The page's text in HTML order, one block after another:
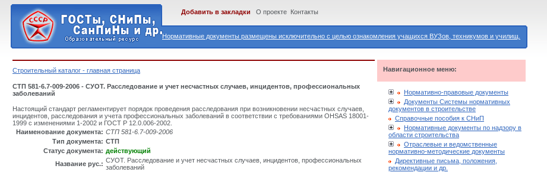
Нормативные документы размещены исключительно с целью ознакомления учащихся ВУЗов, техникумов и училищ.
Добавить в закладки О проекте Контакты
Строительный каталог - главная страница
СТП 581-6.7-009-2006 - СУОТ. Расследование и учет несчастных случаев, инцидентов, профессиональных
заболеваний
Настоящий стандарт регламентирует порядок проведения расследования при возникновении несчастных случаев,
инцидентов, расследования и учета профессиональных заболеваний в соответствии с требованиями OHSAS 18001-
1999 с изменениями 1-2002 и ГОСТ Р 12.0.006-2002.
Наименование документа: СТП 581-6.7-009-2006
Тип документа: СТП
Статус документа: действующий
Название рус.: СУОТ. Расследование и учет несчастных случаев, инцидентов, профессиональных
заболеваний
Навигационное меню:
Нормативно-правовые документы
Документы Системы нормативных
документов в строительстве
Справочные пособия к СНиП
Нормативные документы по надзору в
области строительства
Отраслевые и ведомственные
нормативно-методические документы
Директивные письма, положения,
рекомендации и др.